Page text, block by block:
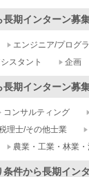
長期インターン募
エンジニア/プログ
スタント
企画
長期インターン募
コンサルティング
理士/その他士業
農業・工業・林業
条件から長期イン